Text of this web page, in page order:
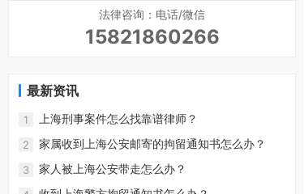
法律咨询：电话/微信
15821860266
最新资讯
1 上海刑事案件怎么找靠谱律师？
2 家属收到上海公安邮寄的拘留通知书怎么办？
3 家人被上海公安带走怎么办？